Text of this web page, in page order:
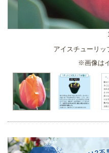
アイスチューリッ
※画像は